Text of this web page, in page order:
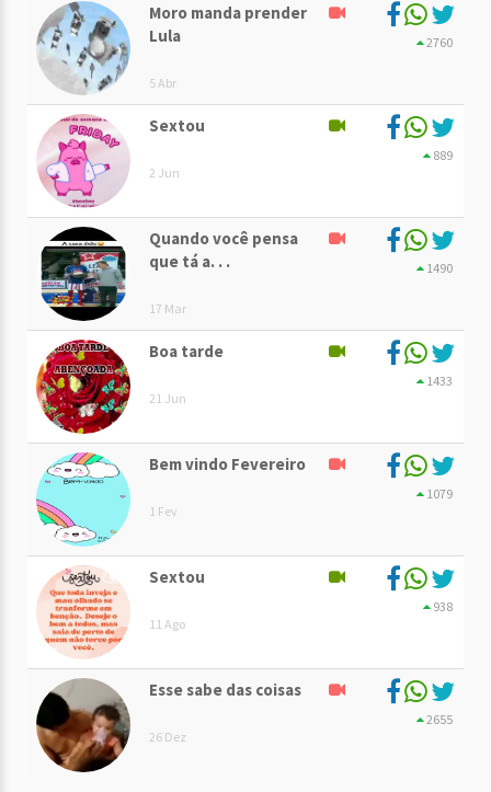
Moro manda prender
Lula
5 Abr
2760
Sextou
2 Jun
889
Quando você pensa
que tá a. . .
17 Mar
1490
Boa tarde
21 Jun
1433
Bem vindo Fevereiro
1 Fev
1079
Sextou
11 Ago
938
Esse sabe das coisas
26 Dez
2655